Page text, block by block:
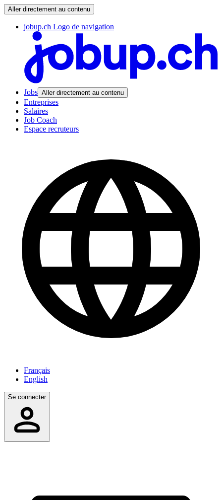
Aller directement au contenu
jobup.ch Logo de navigation
Jobs Aller directement au contenu
Entreprises
Salaires
Job Coach
Espace recruteurs
Français
English
Se connecter